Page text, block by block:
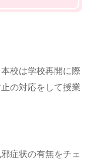
校は学校再開に際
の対応をして授業
症状の有無をチェ